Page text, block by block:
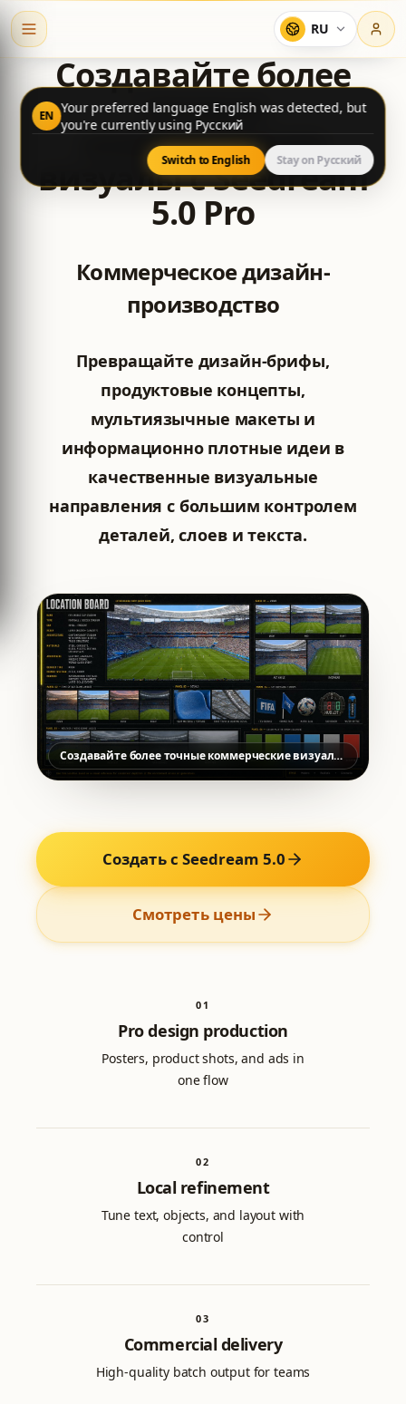
RU
EN Your preferred language English was detected, but
you're currently using Русский
Switch to English Stay on Русский
Создавайте более
точные
коммерческие
визуалы с Seedream
5.0 Pro
Коммерческое дизайн-
производство
Превращайте дизайн-брифы,
продуктовые концепты,
мультиязычные макеты и
информационно плотные идеи в
качественные визуальные
направления с большим контролем
деталей, слоев и текста.
Создавайте более точные коммерческие визуалы с Seedream 5.0 Pro
Создать с Seedream 5.0
Смотреть цены
01
Pro design production
Posters, product shots, and ads in
one flow
02
Local refinement
Tune text, objects, and layout with
control
03
Commercial delivery
High-quality batch output for teams